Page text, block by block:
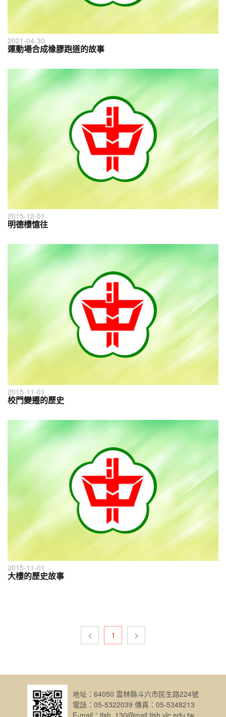
2021-04-30
運動場合成橡膠跑道的故事
2015-12-01
明德樓憶往
2015-11-01
校門變遷的歷史
2015-11-01
大樓的歷史故事
< 1 >
地址：64050 雲林縣斗六市民生路224號
電話：05-5322039 傳真：05-5348213